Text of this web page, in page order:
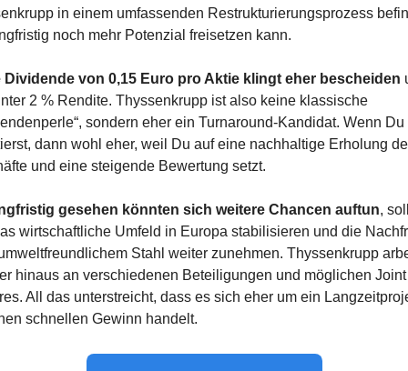
in einem umfassenden Restrukturierungsprozess
noch mehr Potenzial freisetzen kann.
Dividende von 0,15 Euro pro Aktie klingt eher bescheiden
2 % Rendite. Thyssenkrupp ist also keine klassische
sondern eher ein Turnaround-Kandidat. Wenn Du
dann wohl eher, weil Du auf eine nachhaltige Erholung
und eine steigende Bewertung setzt.
gesehen könnten sich weitere Chancen auftun,
wirtschaftliche Umfeld in Europa stabilisieren und die
Stahl weiter zunehmen. Thyssenkrupp
hinaus an verschiedenen Beteiligungen und möglichen Joint
All das unterstreicht, dass es sich eher um ein
schnellen Gewinn handelt.